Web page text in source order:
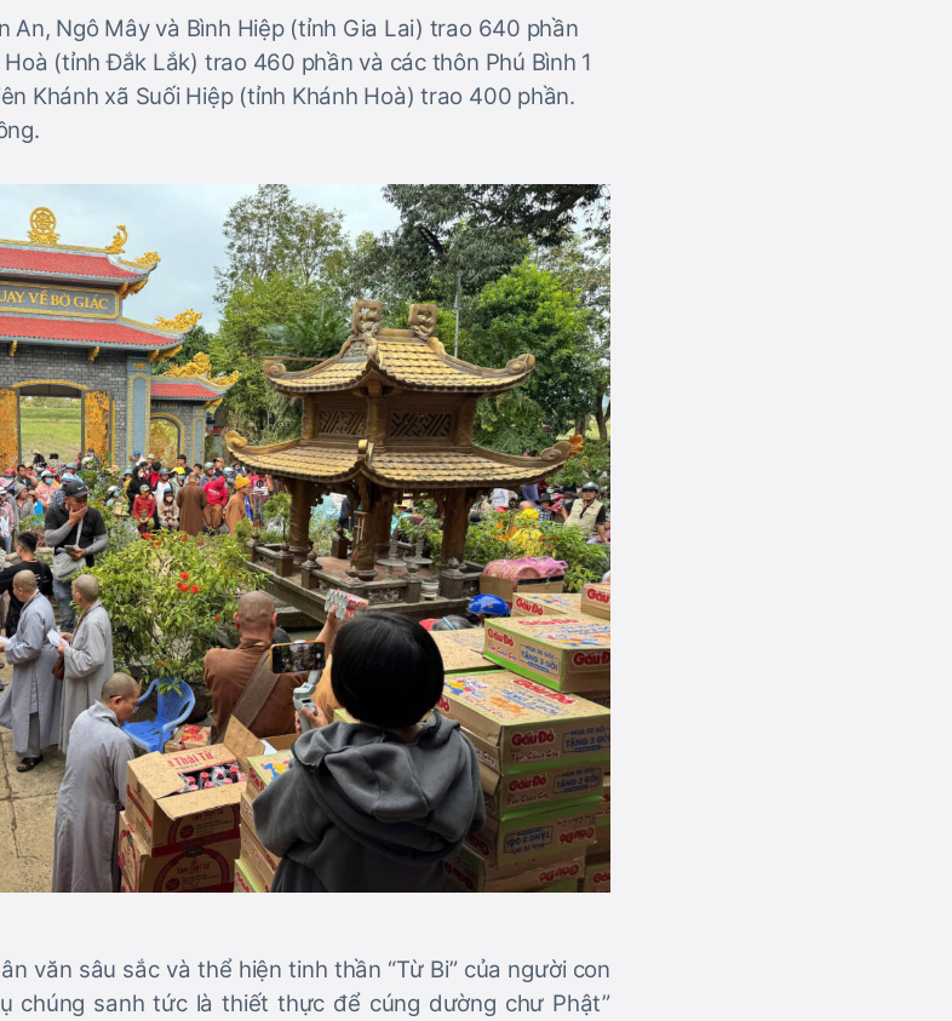
An, Ngô Mây và Bình Hiệp (tỉnh Gia Lai) trao 640 phần
(tỉnh Đắk Lắk) trao 460 phần và các thôn Phú Bình 1
Khánh xã Suối Hiệp (tỉnh Khánh Hoà) trao 400 phần.
văn sâu sắc và thể hiện tinh thần “Từ Bi” của người con
chúng sanh tức là thiết thực để cúng dường chư Phật”